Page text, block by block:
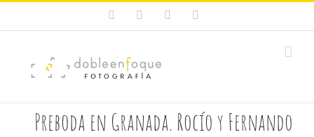
Saltar
contenido
Facebook Instagram
Preboda en Granada. Rocío y Fernando